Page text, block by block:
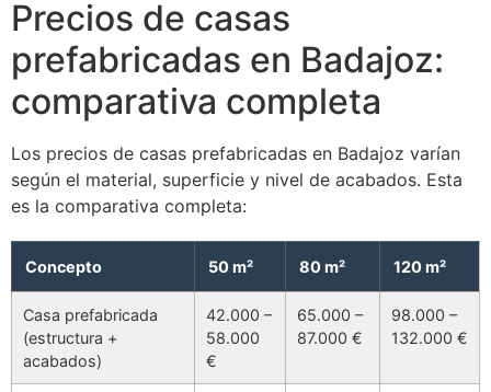
Precios de casas
prefabricadas en Badajoz:
comparativa completa
Los precios de casas prefabricadas en Badajoz varían
según el material, superficie y nivel de acabados. Esta
es la comparativa completa:
Concepto 50 m² 80 m² 120 m²
Casa prefabricada
(estructura +
acabados)
42.000 –
58.000
€
65.000 –
87.000 €
98.000 –
132.000 €